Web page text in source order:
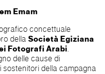
Emam
concettuale
della Società Egiziana
Fotografi Arabi.
delle cause di
della campagna